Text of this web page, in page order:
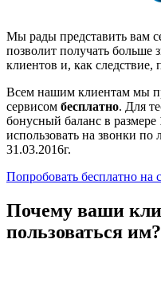
Мы рады представить вам
позволит получать больше
клиентов и, как
Всем нашим клиентам мы
сервисом бесплатно. Для
бонусный баланс в размере
использовать на звонки
31.03.2016г.
Попробовать бесплатно на
Почему ваши
пользоваться им?